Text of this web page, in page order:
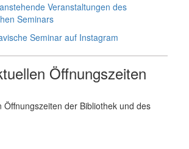
Veranstaltungen des
Seminars
Seminar auf Instagram
Öffnungszeiten
Öffnungszeiten der Bibliothek und des